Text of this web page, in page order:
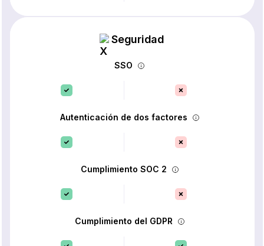
Seguridad
SSO
Autenticación de dos factores
Cumplimiento SOC 2
Cumplimiento del GDPR